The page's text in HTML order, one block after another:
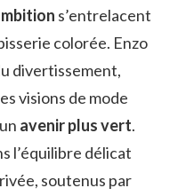
s’entrelacent
colorée. Enzo
divertissement,
visions de mode
avenir plus vert.
l’équilibre délicat
soutenus par